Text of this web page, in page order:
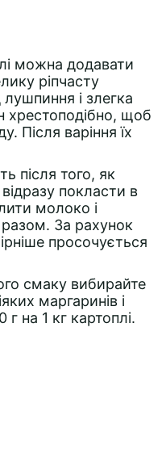
можна додавати
ріпчасту
і злегка
хрестоподібно, щоб
Після варіння їх
після того, як
покласти в
молоко і
За рахунок
просочується
смаку вибирайте
маргаринів і
на 1 кг картоплі.